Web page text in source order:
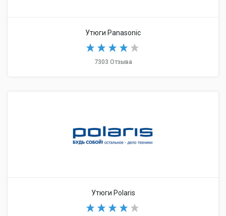
Утюги Panasonic
7303 Отзыва
Утюги Polaris